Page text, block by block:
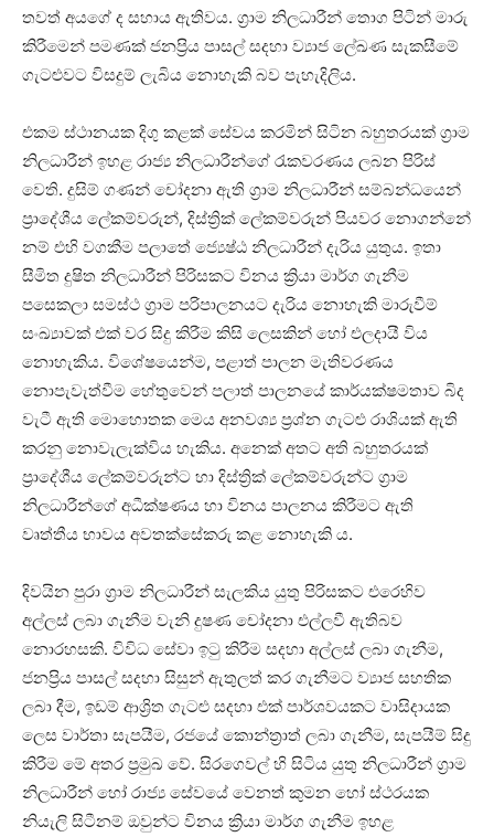
තවත් අයගේ ද සහාය ඇතිවය. ග්‍රාම නිලධාරීන් තොග පිටින් මාරු
කිරීමෙන් පමණක් ජනප්‍රිය පාසල් සදහා ව්‍යාජ ලේඛණ සැකසීමේ
ගැටළුවට විසදුම් ලැබිය නොහැකි බව පැහැදිලිය.
එකම ස්ථානයක දිගු කළක් සේවය කරමින් සිටින බහුතරයක් ග්‍රාම
නිලධාරීන් ඉහළ රාජ්‍ය නිලධාරීන්ගේ රැකවරණය ලබන පිරිස්
වෙති. දුසිම් ගණන් චෝදනා ඇති ග්‍රාම නිලධාරීන් සම්බන්ධයෙන්
ප්‍රාදේශීය ලේකම්වරුන්, දිස්ත්‍රික් ලේකම්වරුන් පියවර නොගන්නේ
නම් එහි වගකීම පලාතේ ජ්‍යෙෂ්ඨ නිලධාරීන් දැරිය යුතුය. ඉතා
සීමිත දුෂිත නිලධාරීන් පිරිසකට විනය ක්‍රියා මාර්ග ගැනීම
පසෙකලා සමස්ථ ග්‍රාම පරිපාලනයට දැරිය නොහැකි මාරුවීම්
සංඛ්‍යාවක් එක් වර සිදු කිරීම කිසි ලෙසකින් හෝ එලදායී විය
නොහැකිය. විශේෂයෙන්ම, පළාත් පාලන මැතිවරණය
නොපැවැත්වීම හේතුවෙන් පලාත් පාලනයේ කාර්යක්ෂමතාව බිද
වැටී ඇති මොහොතක මෙය අනවශ්‍ය ප්‍රශ්න ගැටළු රාශියක් ඇති
කරනු නොවැලැක්විය හැකිය. අනෙක් අතට අති බහුතරයක්
ප්‍රාදේශීය ලේකම්වරුන්ට හා දිස්ත්‍රික් ලේකම්වරුන්ට ග්‍රාම
නිලධාරීන්ගේ අධීක්ෂණය හා විනය පාලනය කිරීමට ඇති
වෘත්තීය භාවය අවතක්සේකරු කළ නොහැකි ය.
දිවයින පුරා ග්‍රාම නිලධාරීන් සැලකිය යුතු පිරිසකට එරෙහිව
අල්ලස් ලබා ගැනීම වැනි දුෂණ චෝදනා එල්ලවී ඇතිබව
නොරහසකි. විවිධ සේවා ඉටු කිරීම සදහා අල්ලස් ලබා ගැනීම,
ජනප්‍රිය පාසල් සදහා සිසුන් ඇතුලත් කර ගැනීමට ව්‍යාජ සහතික
ලබා දීම, ඉඩම් ආශ්‍රිත ගැටළු සදහා එක් පාර්ශවයකට වාසිදායක
ලෙස වාර්තා සැපයීම, රජයේ කොන්ත්‍රාත් ලබා ගැනීම, සැපයීම් සිදු
කිරීම මේ අතර ප්‍රමුඛ වේ. සිරගෙවල් හි සිටිය යුතු නිලධාරීන් ග්‍රාම
නිලධාරීන් හෝ රාජ්‍ය සේවයේ වෙනත් කුමන හෝ ස්ථරයක
නියැලි සිටීනම් ඔවුන්ට විනය ක්‍රියා මාර්ග ගැනීම ඉහළ